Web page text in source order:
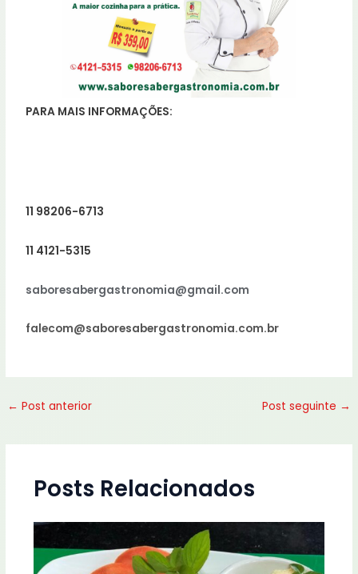
PARA MAIS INFORMAÇÕES:
11 98206-6713
11 4121-5315
saboresabergastronomia@gmail.com
falecom@saboresabergastronomia.com.br
← Post anterior Post seguinte →
Posts Relacionados